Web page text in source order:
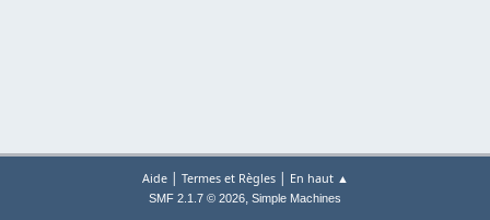
Aide| Termes et Règles| En haut ▲
SMF 2.1.7 © 2026, Simple Machines